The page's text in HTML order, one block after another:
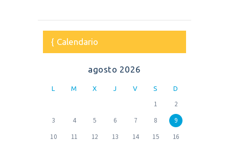
Calendario
agosto 2026
L M X J V S D
1
2
3
4 5 6 7 8
9
10
11 12 13 14 15
16